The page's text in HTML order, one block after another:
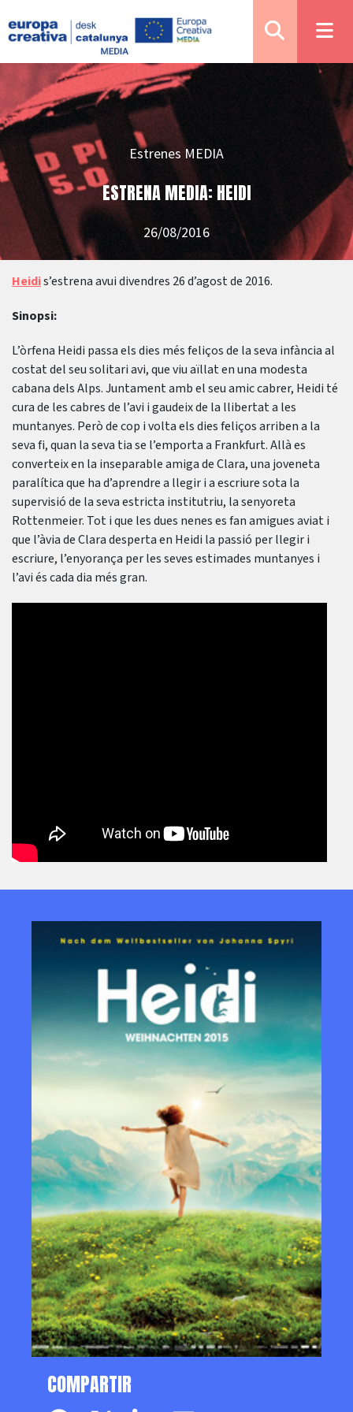
Estrenes MEDIA
ESTRENA MEDIA: HEIDI
26/08/2016
Heidis’estrena avui divendres 26 d’agost de 2016.
Sinopsi:
L’òrfena Heidi passa els dies més feliços de la seva infància al
costat del seu solitari avi, que viu aïllat en una modesta
cabana dels Alps. Juntament amb el seu amic cabrer, Heidi té
cura de les cabres de l’avi i gaudeix de la llibertat a les
muntanyes. Però de cop i volta els dies feliços arriben a la
seva fi, quan la seva tia se l’emporta a Frankfurt. Allà es
converteix en la inseparable amiga de Clara, una joveneta
paralítica que ha d’aprendre a llegir i a escriure sota la
supervisió de la seva estricta institutriu, la senyoreta
Rottenmeier. Tot i que les dues nenes es fan amigues aviat i
que l’àvia de Clara desperta en Heidi la passió per llegir i
escriure, l’enyorança per les seves estimades muntanyes i
l’avi és cada dia més gran.
COMPARTIR